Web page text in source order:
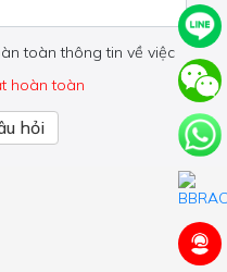
toàn thông tin về việc
hoàn toàn
hỏi